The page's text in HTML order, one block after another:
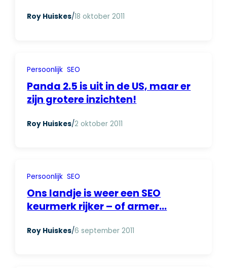
Roy Huiskes/18 oktober 2011
Persoonlijk SEO
Panda 2.5 is uit in de US, maar er
zijn grotere inzichten!
Roy Huiskes/2 oktober 2011
Persoonlijk SEO
Ons landje is weer een SEO
keurmerk rijker – of armer…
Roy Huiskes/6 september 2011